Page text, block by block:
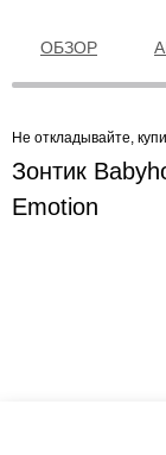
ОБЗОР
Не откладывайте,
Зонтик
Emotion